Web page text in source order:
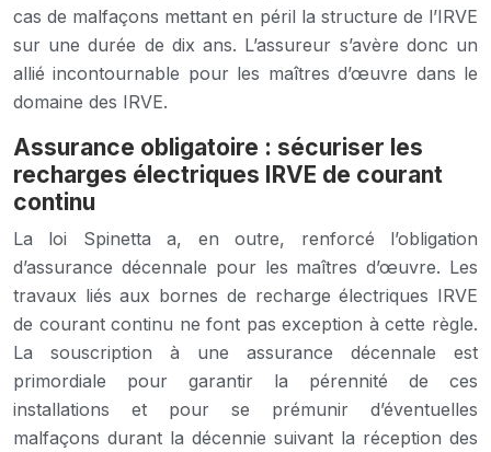
cas de malfaçons mettant en péril la structure de l’IRVE
sur une durée de dix ans. L’assureur s’avère donc un
allié incontournable pour les maîtres d’œuvre dans le
domaine des IRVE.
Assurance obligatoire : sécuriser les
recharges électriques IRVE de courant
continu
La loi Spinetta a, en outre, renforcé l’obligation
d’assurance décennale pour les maîtres d’œuvre. Les
travaux liés aux bornes de recharge électriques IRVE
de courant continu ne font pas exception à cette règle.
La souscription à une assurance décennale est
primordiale pour garantir la pérennité de ces
installations et pour se prémunir d’éventuelles
malfaçons durant la décennie suivant la réception des